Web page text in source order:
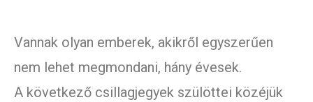
Vannak olyan emberek, akikről egyszerűen
nem lehet megmondani, hány évesek.
A következő csillagjegyek szülöttei közéjük